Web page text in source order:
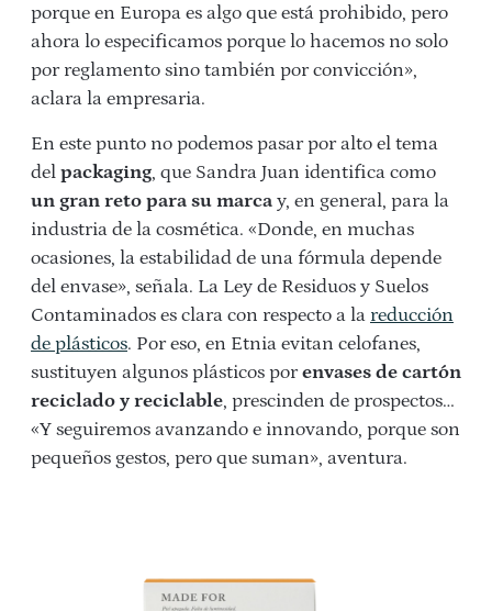
porque en Europa es algo que está prohibido, pero
ahora lo especificamos porque lo hacemos no solo
por reglamento sino también por convicción»,
aclara la empresaria.
En este punto no podemos pasar por alto el tema
del packaging, que Sandra Juan identifica como
un gran reto para su marca y, en general, para la
industria de la cosmética. «Donde, en muchas
ocasiones, la estabilidad de una fórmula depende
del envase», señala. La Ley de Residuos y Suelos
Contaminados es clara con respecto a la reducción
de plásticos. Por eso, en Etnia evitan celofanes,
sustituyen algunos plásticos porenvases de cartón
reciclado y reciclable, prescinden de prospectos…
«Y seguiremos avanzando e innovando, porque son
pequeños gestos, pero que suman», aventura.